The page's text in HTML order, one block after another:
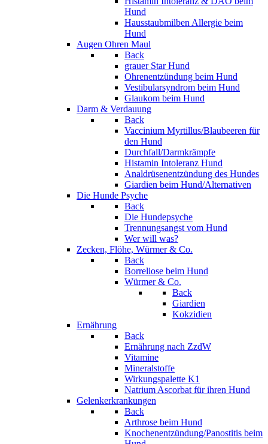
Hund
Hausstaubmilben Allergie beim
Hund
Augen Ohren Maul
Back
grauer Star Hund
Ohrenentzündung beim Hund
Vestibularsyndrom beim Hund
Glaukom beim Hund
Darm & Verdauung
Back
Vaccinium Myrtillus/Blaubeeren für
den Hund
Durchfall/Darmkrämpfe
Histamin Intoleranz Hund
Analdrüsenentzündung des Hundes
Giardien beim Hund/Alternativen
Die Hunde Psyche
Back
Die Hundepsyche
Trennungsangst vom Hund
Wer will was?
Zecken, Flöhe, Würmer & Co.
Back
Borreliose beim Hund
Würmer & Co.
Back
Giardien
Kokzidien
Ernährung
Back
Ernährung nach ZzdW
Vitamine
Mineralstoffe
Wirkungspalette K1
Natrium Ascorbat für ihren Hund
Gelenkerkrankungen
Back
Arthrose beim Hund
Knochenentzündung/Panostitis beim